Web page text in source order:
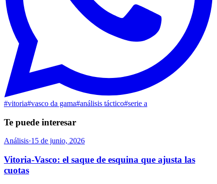
#vitoria#vasco da gama#análisis táctico#serie a
Te puede interesar
Análisis·15 de junio, 2026
Vitoria-Vasco: el saque de esquina que ajusta las
cuotas